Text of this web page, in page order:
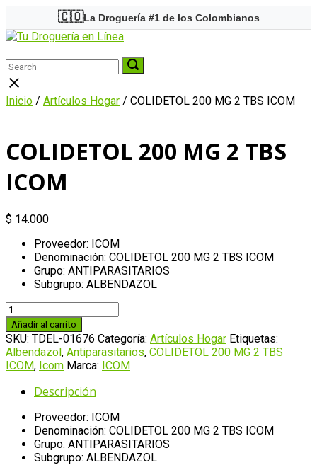
content
🇨🇴La Droguería #1 de los Colombianos
Home
Menu
Search
for:
Search
for:
Search
Close
search
bar
Inicio / Artículos Hogar / COLIDETOL 200 MG 2 TBS ICOM
COLIDETOL 200 MG 2 TBS
ICOM
$ 14.000
Proveedor: ICOM
Denominación: COLIDETOL 200 MG 2 TBS ICOM
Grupo: ANTIPARASITARIOS
Subgrupo: ALBENDAZOL
COLIDETOL
200
MG
2
TBS
ICOM
cantidad
Añadir al carrito
SKU: TDEL-01676 Categoría: Artículos Hogar Etiquetas:
Albendazol, Antiparasitarios, COLIDETOL 200 MG 2 TBS
ICOM, Icom Marca: ICOM
Descripción
Proveedor: ICOM
Denominación: COLIDETOL 200 MG 2 TBS ICOM
Grupo: ANTIPARASITARIOS
Subgrupo: ALBENDAZOL